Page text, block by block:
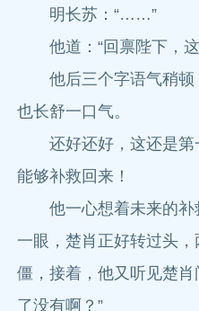
明长苏：“……”
他道：“回禀陛下，
他后三个字语气稍顿
也长舒一口气。
还好还好，这还是第
能够补救回来！
他一心想着未来的补
一眼，楚肖正好转过头
僵，接着，他又听见楚
了没有啊？”